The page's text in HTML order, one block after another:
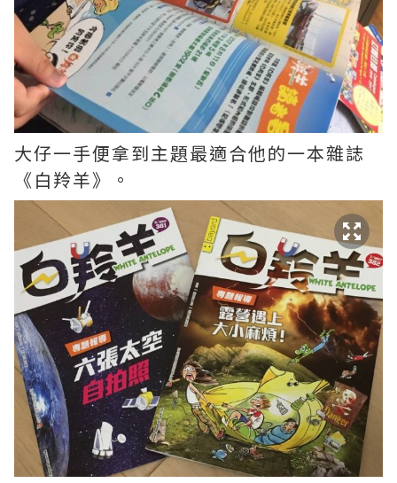
大仔一手便拿到主題最適合他的一本雜誌
《白羚羊》。